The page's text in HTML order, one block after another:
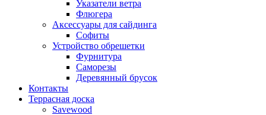
Указатели ветра
Флюгера
Аксессуары для сайдинга
Софиты
Устройство обрешетки
Фурнитура
Саморезы
Деревянный брусок
Контакты
Террасная доска
Savewood